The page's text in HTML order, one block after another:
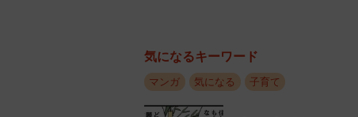
気になるキーワード
マンガ 気になる 子育て